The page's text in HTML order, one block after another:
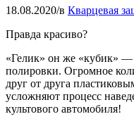
18.08.2020/в Кварцевая
Правда красиво?
«Гелик» он же «кубик»
полировки. Огромное
друг от друга
усложняют процесс
культового автомобиля!